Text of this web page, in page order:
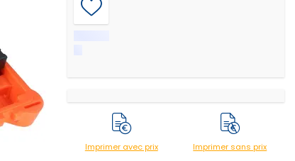
Imprimer avec prix Imprimer sans prix